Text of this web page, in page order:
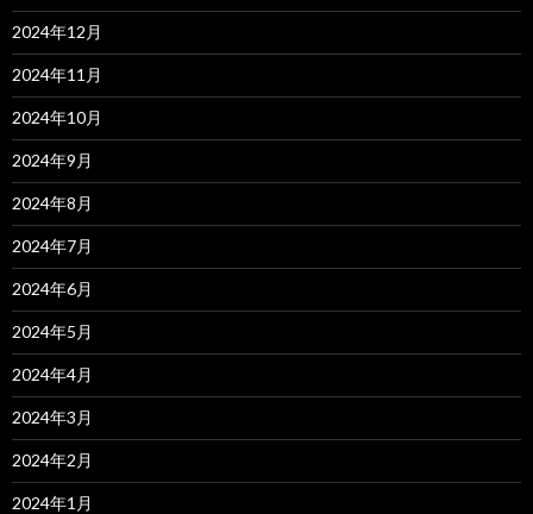
2024年12月
2024年11月
2024年10月
2024年9月
2024年8月
2024年7月
2024年6月
2024年5月
2024年4月
2024年3月
2024年2月
2024年1月